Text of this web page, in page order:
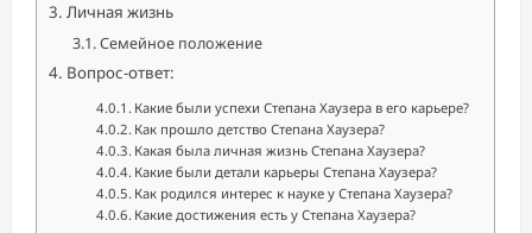
Личная жизнь
Семейное положение
Вопрос-ответ:
Какие были успехи Степана Хаузера в его карьере?
Как прошло детство Степана Хаузера?
Какая была личная жизнь Степана Хаузера?
Какие были детали карьеры Степана Хаузера?
Как родился интерес к науке у Степана Хаузера?
Какие достижения есть у Степана Хаузера?